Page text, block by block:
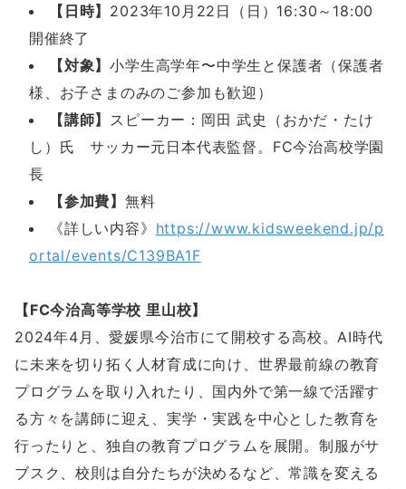
【日時】 2023年10月22日（日）16:30～18:00
開催終了
【対象】小学生高学年〜中学生と保護者（保護者
様、お子さまのみのご参加も歓迎）
【講師】 スピーカー：岡田 武史（おかだ・たけ
し）氏 サッカー元日本代表監督。FC今治高校学園
長
【参加費】 無料
《詳しい内容》 https://www.kidsweekend.jp/p
ortal/events/C139BA1F
【FC今治高等学校 里山校】
2024年4月、愛媛県今治市にて開校する高校。AI時代
に未来を切り拓く人材育成に向け、世界最前線の教育
プログラムを取り入れたり、国内外で第一線で活躍す
る方々を講師に迎え、実学・実践を中心とした教育を
行ったりと、独自の教育プログラムを展開。制服がサ
ブスク、校則は自分たちが決めるなど、常識を変える